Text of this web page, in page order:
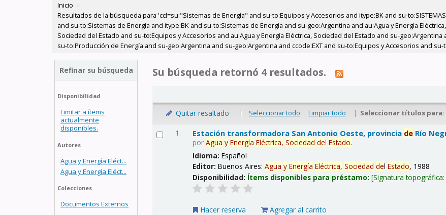
Inicio ›
Resultados de la búsqueda para 'ccl=su:"Sistemas de Energía" and su-to:Equipos y Accesorios and itype:BK and su-
and su-to:Sistemas de Energía and itype:BK and su-to:Sistemas de Energía and su-geo:Argentina and au:Agua y Energía
Sociedad del Estado and su-to:Equipos y Accesorios and au:Agua y Energía Eléctrica, Sociedad del Estado and su-
su-to:Producción de Energía and su-geo:Argentina and su-geo:Argentina and ccode:EXT and su-to:Equipos y Accesorios and
Refinar su búsqueda
Disponibilidad
Limitar a ítems
actualmente
disponibles.
Autores
Agua y Energía Eléct...
Agua y Energía Eléct...
Colecciones
Documentos Externos
Su búsqueda retornó 4 resultados.
Quitar resaltado | Seleccionar todo Limpiar todo | Seleccionar títulos para:
1. Estación transformadora San Antonio Oeste, provincia de Río
porAgua y Energía Eléctrica, Sociedad delEstado.
Idioma:Español
Editor:Buenos Aires:Agua y Energía Eléctrica, Sociedad delEstado, 1988
Disponibilidad: Ítems disponibles para préstamo: Signatura
Hacer reserva Agregar al carrito